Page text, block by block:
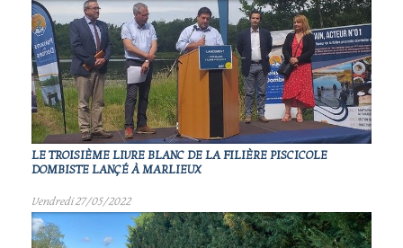
LE TROISIÈME LIVRE BLANC DE LA FILIÈRE PISCICOLE
DOMBISTE LANÇÉ À MARLIEUX
Vendredi 27/05/2022